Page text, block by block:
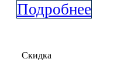
Подробнее
Скидка